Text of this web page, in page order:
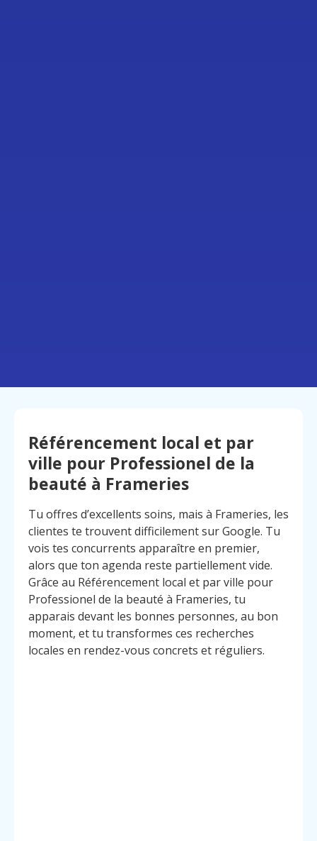
Référencement local et par
ville pour Professionel de la
beauté à Frameries
Tu offres d’excellents soins, mais à Frameries, les
clientes te trouvent difficilement sur Google. Tu
vois tes concurrents apparaître en premier,
alors que ton agenda reste partiellement vide.
Grâce au Référencement local et par ville pour
Professionel de la beauté à Frameries, tu
apparais devant les bonnes personnes, au bon
moment, et tu transformes ces recherches
locales en rendez-vous concrets et réguliers.